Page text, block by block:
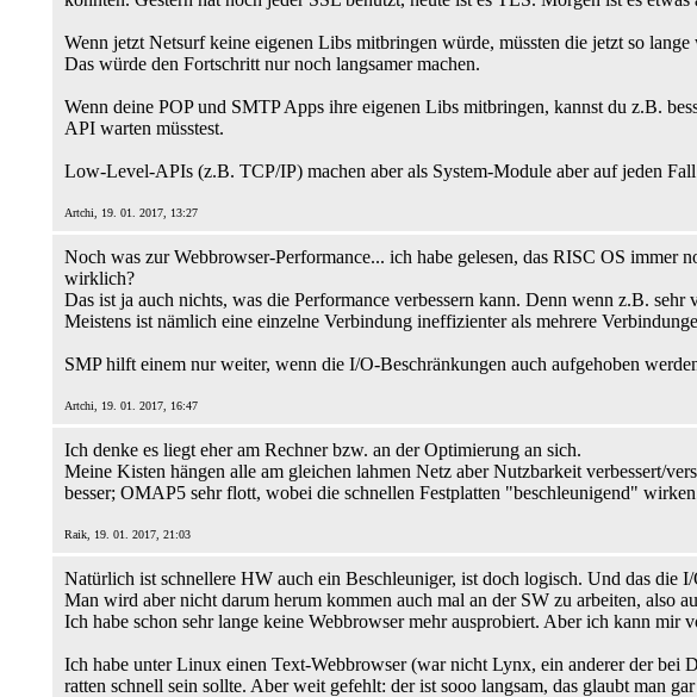
Wenn jetzt Netsurf keine eigenen Libs mitbringen würde, müssten die jetzt so
Das würde den Fortschritt nur noch langsamer machen.
Wenn deine POP und SMTP Apps ihre eigenen Libs mitbringen, kannst du z.B.
API warten müsstest.
Low-Level-APIs (z.B. TCP/IP) machen aber als System-Module aber auf jeden
Artchi, 19. 01. 2017, 13:27
Noch was zur Webbrowser-Performance... ich habe gelesen, das RISC OS immer
wirklich?
Das ist ja auch nichts, was die Performance verbessern kann. Denn wenn z.B.
Meistens ist nämlich eine einzelne Verbindung ineffizienter als mehrere
SMP hilft einem nur weiter, wenn die I/O-Beschränkungen auch aufgehoben
Artchi, 19. 01. 2017, 16:47
Ich denke es liegt eher am Rechner bzw. an der Optimierung an sich.
Meine Kisten hängen alle am gleichen lahmen Netz aber Nutzbarkeit verbessert/
besser; OMAP5 sehr flott, wobei die schnellen Festplatten "beschleunigend"
Raik, 19. 01. 2017, 21:03
Natürlich ist schnellere HW auch ein Beschleuniger, ist doch logisch. Und das die
Man wird aber nicht darum herum kommen auch mal an der SW zu arbeiten, also
Ich habe schon sehr lange keine Webbrowser mehr ausprobiert. Aber ich kann mir
Ich habe unter Linux einen Text-Webbrowser (war nicht Lynx, ein anderer der bei
ratten schnell sein sollte. Aber weit gefehlt: der ist sooo langsam, das glaubt man